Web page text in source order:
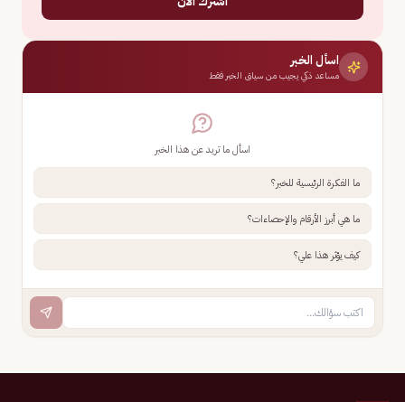
اسأل الخبر
مساعد ذكي يجيب من سياق الخبر فقط
اسأل ما تريد عن هذا الخبر
ما الفكرة الرئيسية للخبر؟
ما هي أبرز الأرقام والإحصاءات؟
كيف يؤثر هذا علي؟